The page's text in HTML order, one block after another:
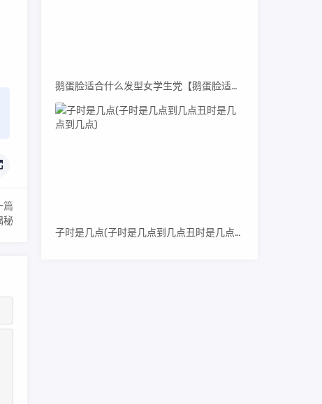
篇
秘
鹅蛋脸适合什么发型女学生党【鹅蛋脸适合什么发型】
子时是几点(子时是几点到几点丑时是几点到几点)